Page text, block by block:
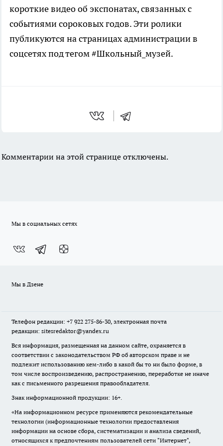
короткие видео об экспонатах, связанных с
событиями сороковых годов. Эти ролики
публикуются на страницах администрации в
соцсетях под тегом #Школьный_музей.
Комментарии на этой странице отключены.
Мы в социальных сетях
Мы в Дзене
Телефон редакции: +7 922 275-86-30, электронная почта
редакции: sitesredaktor@yandex.ru
Вся информация, размещенная на данном сайте, охраняется в
соответствии с законодательством РФ об авторском праве и не
подлежит использованию кем-либо в какой бы то ни было форме, в
том числе воспроизведению, распространению, переработке не иначе
как с письменного разрешения правообладателя.
Знак информационной продукции: 16+.
«На информационном ресурсе применяются рекомендательные
технологии (информационные технологии предоставления
информации на основе сбора, систематизации и анализа сведений,
относящихся к предпочтениям пользователей сети "Интернет",